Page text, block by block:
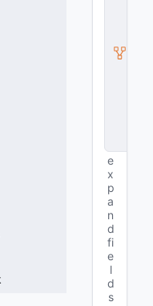
e
x
p
a
n
d
fi
e
l
d
s